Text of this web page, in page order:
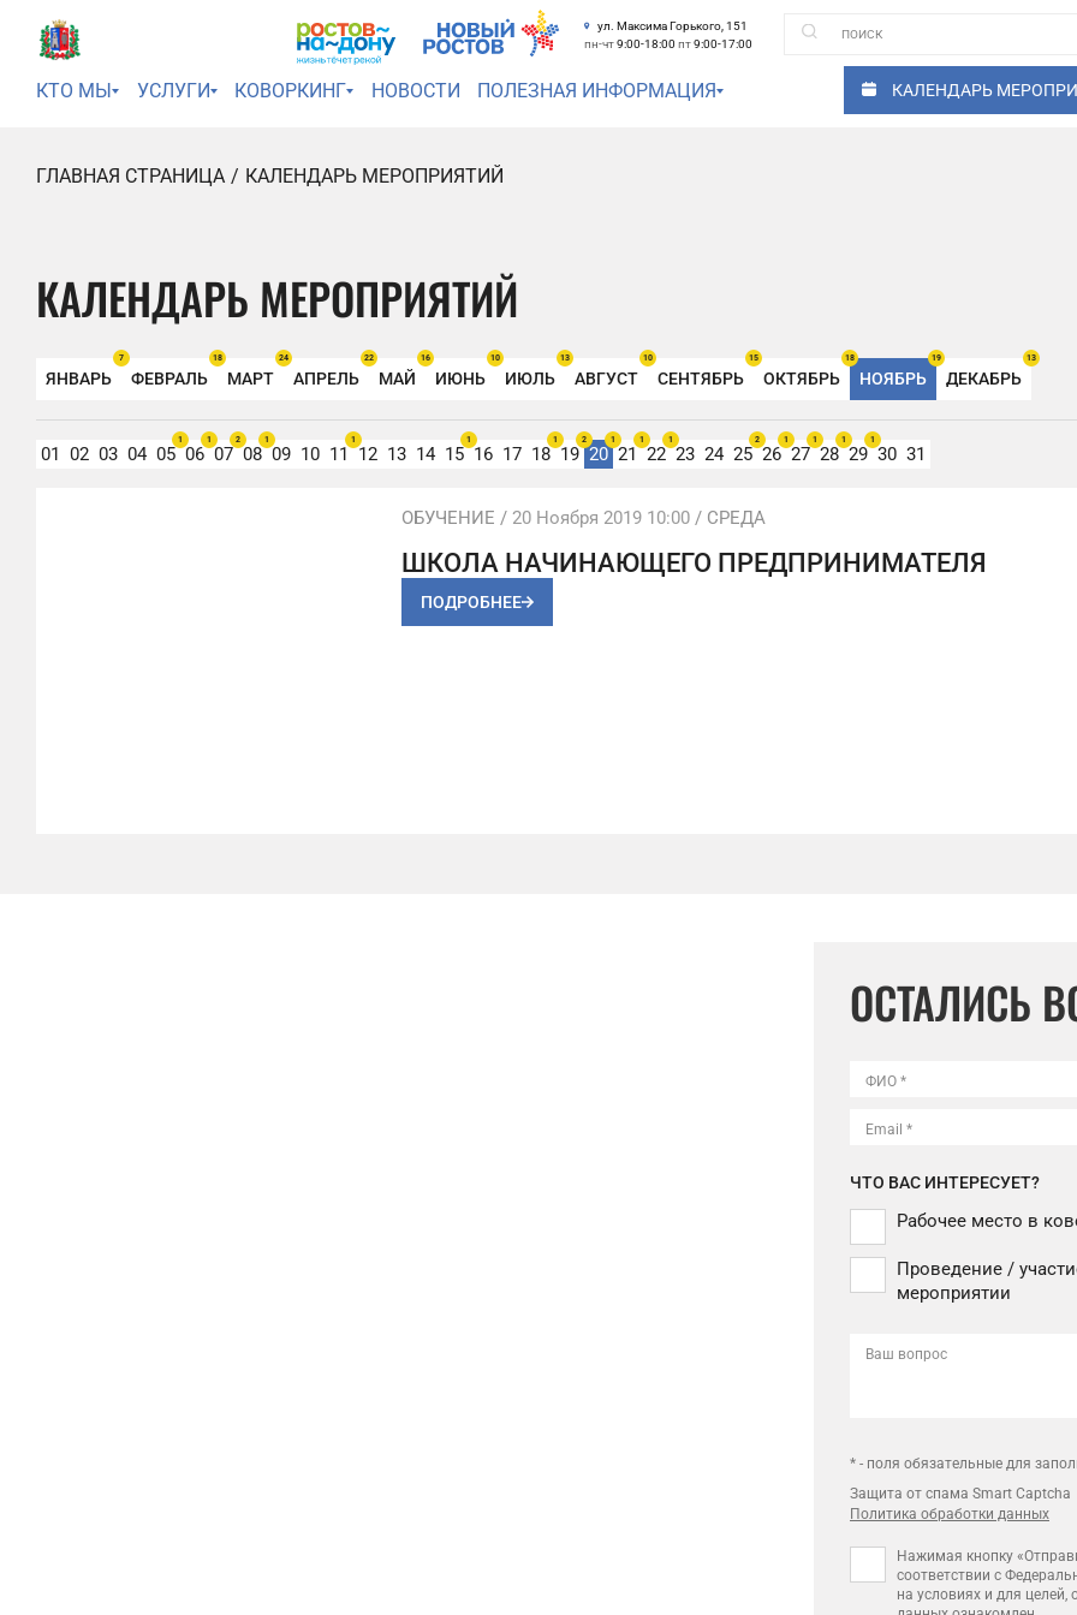
ул. Максима Горького, 151
пн-чт9:00-18:00 пт9:00-17:00
КТО МЫ УСЛУГИ КОВОРКИНГ НОВОСТИ ПОЛЕЗНАЯ ИНФОРМАЦИЯ КАЛЕНДАРЬ
ГЛАВНАЯ СТРАНИЦА КАЛЕНДАРЬ МЕРОПРИЯТИЙ
КАЛЕНДАРЬ МЕРОПРИЯТИЙ
ЯНВАРЬ
7
ФЕВРАЛЬ
18
МАРТ
24
АПРЕЛЬ
22
МАЙ
16
ИЮНЬ
10
ИЮЛЬ
13
АВГУСТ
10
СЕНТЯБРЬ
15
ОКТЯБРЬ
18
НОЯБРЬ
19
ДЕКАБРЬ
13
01 02 03 04 05
1
06
1
07
2
08
1
09 10 11
1
12 13 14 15
1
16 17 18
1
19
2
20
1
21
1
22
1
23 24 25
2
26
1
27
1
28
1
29
1
30 31
ОБУЧЕНИЕ / 20 Ноября 2019 10:00 / СРЕДА
ШКОЛА НАЧИНАЮЩЕГО ПРЕДПРИНИМАТЕЛЯ
ПОДРОБНЕЕ
ОСТАЛИСЬ
ФИО *
Email *
ЧТО ВАС ИНТЕРЕСУЕТ?
Рабочее место в
Проведение /
мероприятии
Ваш вопрос
* - поля обязательные для
Защита от спама Smart Captcha
Политика обработки данных
Нажимая кнопку
соответствии с
на условиях и для целей,